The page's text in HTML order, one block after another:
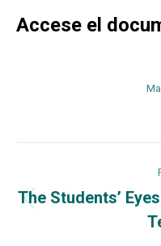
Accese el
navigation
The Students’